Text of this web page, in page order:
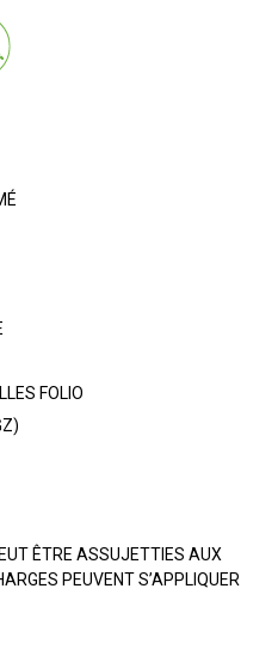
FOLIO
ÊTRE ASSUJETTIES AUX
PEUVENT S’APPLIQUER